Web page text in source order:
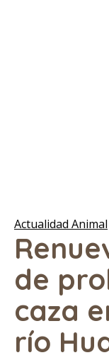
Actualidad Animal
de
caza
río